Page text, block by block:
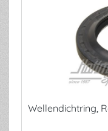
Wellendichtring,